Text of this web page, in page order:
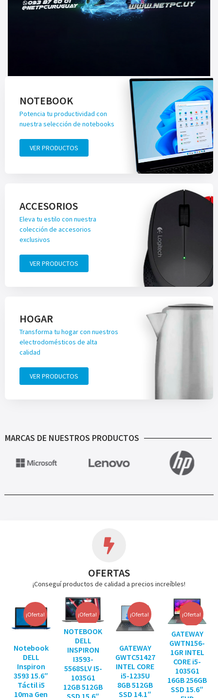
NOTEBOOK
Potencia tu productividad con
nuestra selección de notebooks
VER PRODUCTOS
ACCESORIOS
Eleva tu estilo con nuestra
colección de accesorios
exclusivos
VER PRODUCTOS
HOGAR
Transforma tu hogar con nuestros
electrodomésticos de alta
calidad
VER PRODUCTOS
MARCAS DE NUESTROS PRODUCTOS
OFERTAS
¡Conseguí productos de calidad a precios increíbles!
¡Oferta!
Notebook
DELL
Inspiron
3593 15.6″
Táctil i5
10ma Gen
¡Oferta!
NOTEBOOK
DELL
INSPIRON
I3593-
5568SLV I5-
1035G1
12GB 512GB
¡Oferta!
GATEWAY
GWTC51427
INTEL CORE
i5-1235U
8GB 512GB
SSD 14.1″
¡Oferta!
GATEWAY
GWTN156-
1GR INTEL
CORE i5-
1035G1
16GB 256GB
SSD 15.6″